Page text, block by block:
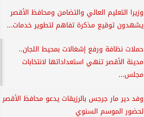
وزيرا التعليم العالي والتضامن ومحافظ الأقصر
يشهدون توقيع مذكرة تفاهم لتطوير خدمات...
حملات نظافة ورفع إشغالات بمحيط اللجان..
مدينة الأقصر تنهي استعداداتها لانتخابات
مجلس...
وفد دير مار جرجس بالرزيقات يدعو محافظ الأقصر
لحضور الموسم السنوي